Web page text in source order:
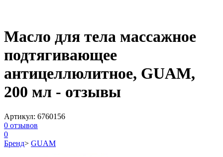
Масло для тела массажное
подтягивающее
антицеллюлитное, GUAM,
200 мл - отзывы
Артикул: 6760156
0 отзывов
0
Бренд> GUAM